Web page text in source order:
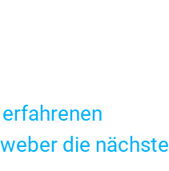
die nächste